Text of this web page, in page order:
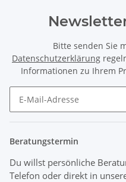
Bitte senden Sie
Datenschutzerklärung
Informationen zu Ihrem
Beratungstermin
Du willst persönliche
Telefon oder direkt in